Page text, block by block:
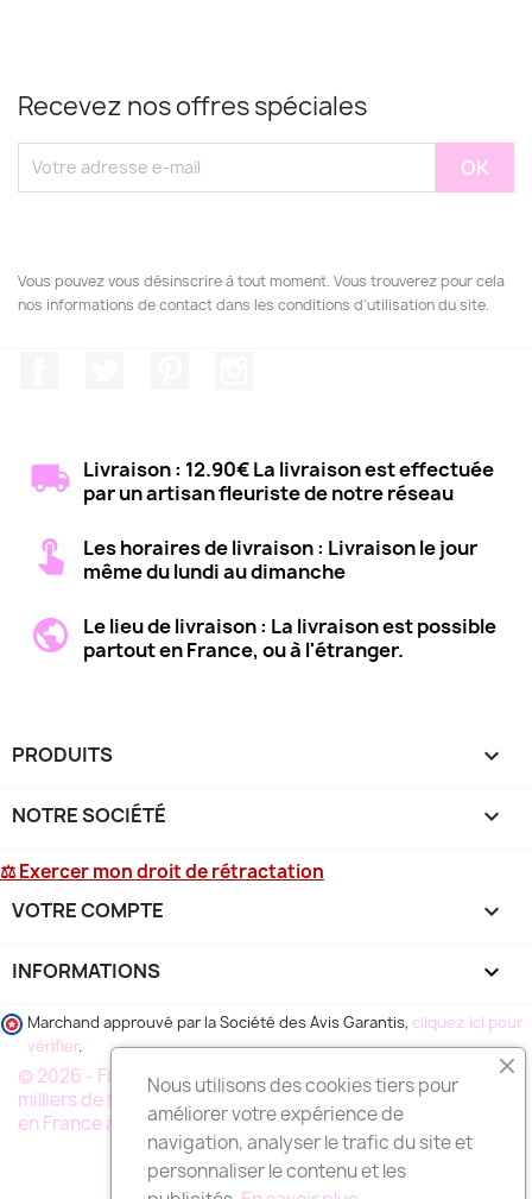
Recevez nos offres spéciales
Vous pouvez vous désinscrire à tout moment. Vous trouverez pour cela
nos informations de contact dans les conditions d'utilisation du site.
Livraison : 12.90€ La livraison est effectuée
par un artisan fleuriste de notre réseau
Les horaires de livraison : Livraison le jour
même du lundi au dimanche
Le lieu de livraison : La livraison est possible
partout en France, ou à l'étranger.
PRODUITS 
NOTRE SOCIÉTÉ 
⚖ Exercer mon droit de rétractation
VOTRE COMPTE 
INFORMATIONS keyboard_arrow_down
Marchand approuvé par la Société des Avis Garantis, cliquez ici pour
vérifier.
© 2026 - FLEURS DE FLEURISTE®, un reseau de plusieurs
milliers de fleuristes specialistes de la livraison de fleurs
en France à votre service
Nous utilisons des cookies tiers pour
améliorer votre expérience de
navigation, analyser le trafic du site et
personnaliser le contenu et les